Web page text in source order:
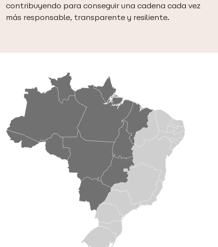
contribuyendo para conseguir una cadena cada vez
más responsable, transparente y resiliente.